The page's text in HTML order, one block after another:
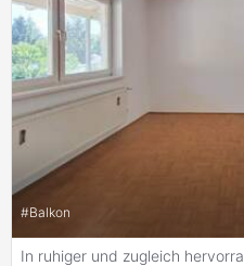
#Balkon
In ruhiger und zugleich